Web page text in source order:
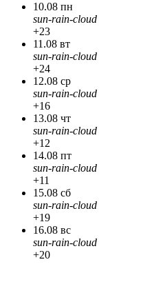
10.08 пн
sun-rain-cloud
+23
11.08 вт
sun-rain-cloud
+24
12.08 ср
sun-rain-cloud
+16
13.08 чт
sun-rain-cloud
+12
14.08 пт
sun-rain-cloud
+11
15.08 сб
sun-rain-cloud
+19
16.08 вс
sun-rain-cloud
+20